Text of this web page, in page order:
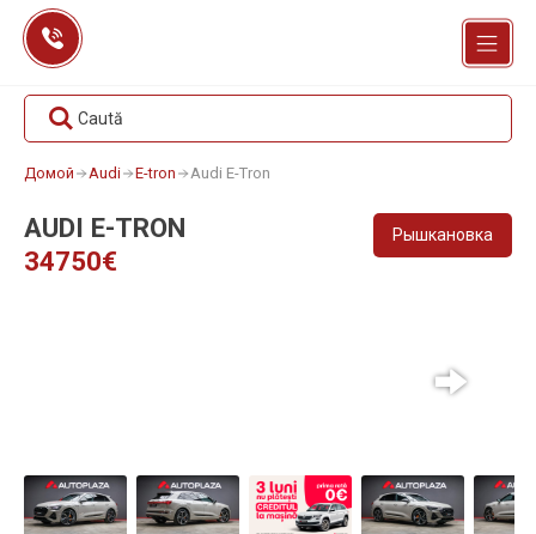
Перейти
содержанию
Caută
Домой Audi E-tron Audi E-Tron
AUDI E-TRON
34750€
Рышкановка